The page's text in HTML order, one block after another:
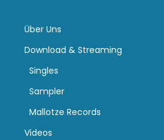
Über Uns
Download & Streaming
Singles
Sampler
Mallotze Records
Videos